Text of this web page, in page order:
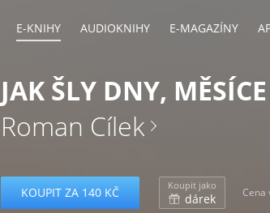
E-KNIHY AUDIOKNIHY E-MAGAZÍNY
JAK ŠLY DNY,
Roman Cílek
KOUPIT ZA 140 KČ Koupit jako
dárek Cena